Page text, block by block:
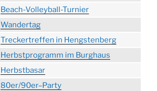
Beach-Volleyball-Turnier
Wandertag
Treckertreffen in Hengstenberg
Herbstprogramm im Burghaus
Herbstbasar
80er/90er–Party